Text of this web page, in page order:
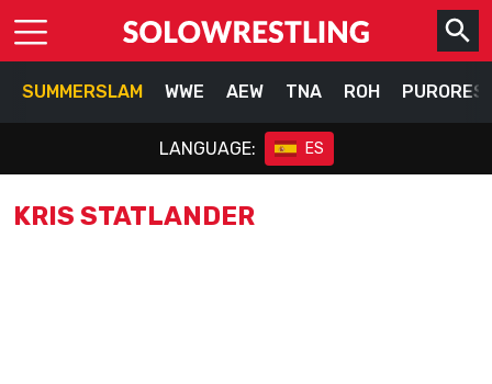
SUMMERSLAM WWE AEW TNA ROH
LANGUAGE: ES
KRIS STATLANDER